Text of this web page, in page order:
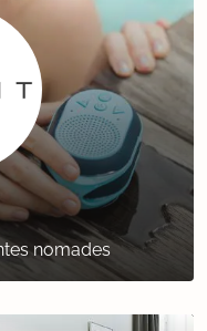
nomades